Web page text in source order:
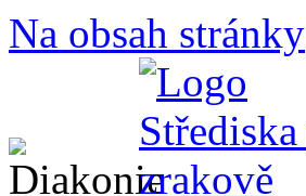
Na obsah stránky